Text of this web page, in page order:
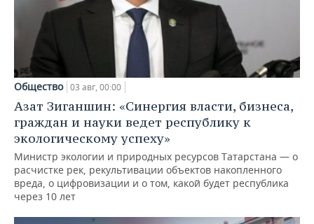
Общество 03 авг, 00:00
Азат Зиганшин: «Синергия власти, бизнеса,
граждан и науки ведет республику к
экологическому успеху»
Министр экологии и природных ресурсов Татарстана — о
расчистке рек, рекультивации объектов накопленного
вреда, о цифровизации и о том, какой будет республика
через 10 лет